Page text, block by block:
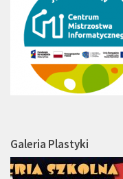
Galeria Plastyki